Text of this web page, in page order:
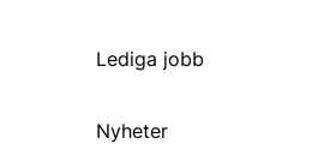
Lediga jobb
Nyheter